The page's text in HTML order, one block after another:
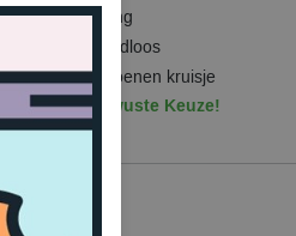
String
Naadloos
Katoenen kruisje
Bewuste Keuze!